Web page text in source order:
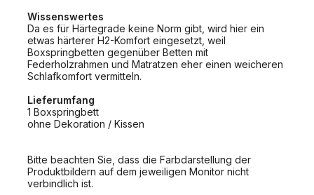
Wissenswertes
Da es für Härtegrade keine Norm gibt, wird hier ein
etwas härterer H2-Komfort eingesetzt, weil
Boxspringbetten gegenüber Betten mit
Federholzrahmen und Matratzen eher einen weicheren
Schlafkomfort vermitteln.
Lieferumfang
1 Boxspringbett
ohne Dekoration / Kissen
Bitte beachten Sie, dass die Farbdarstellung der
Produktbildern auf dem jeweiligen Monitor nicht
verbindlich ist.